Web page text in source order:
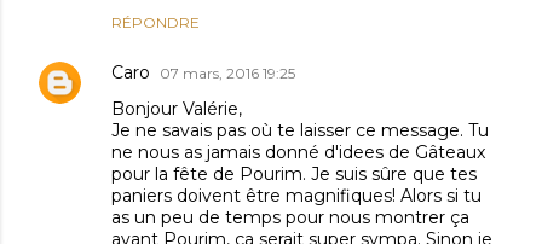
RÉPONDRE
Caro 07 mars, 2016 19:25
Bonjour Valérie,
Je ne savais pas où te laisser ce message. Tu
ne nous as jamais donné d'idees de Gâteaux
pour la fête de Pourim. Je suis sûre que tes
paniers doivent être magnifiques! Alors si tu
as un peu de temps pour nous montrer ça
avant Pourim, ça serait super sympa. Sinon je